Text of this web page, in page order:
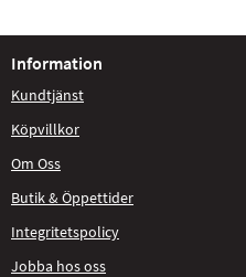
Information
Kundtjänst
Köpvillkor
Om Oss
Butik & Öppettider
Integritetspolicy
Jobba hos oss